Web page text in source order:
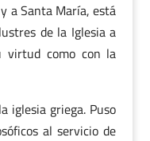
a Santa María, está
de la Iglesia a
virtud como con la
iglesia griega. Puso
al servicio de